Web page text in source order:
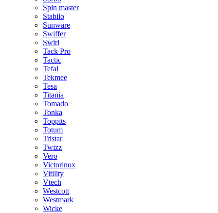
Spin master
Stabilo
Sunware
Swiffer
Swirl
Tack Pro
Tactic
Tefal
Tekmee
Tesa
Titania
Tomado
Tonka
Toppits
Totum
Tristar
Twizz
Vero
Victorinox
Vitility
Vtech
Westcott
Westmark
Wicke